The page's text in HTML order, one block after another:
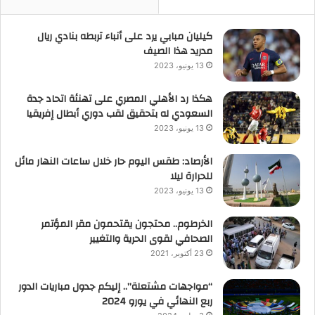
كيليان مبابي يرد على أنباء تربطه بنادي ريال
مدريد هذا الصيف
13 يونيو، 2023
هكذا رد الأهلي المصري على تهنئة اتحاد جدة
السعودي له بتحقيق لقب دوري أبطال إفريقيا
13 يونيو، 2023
الأرصاد: طقس اليوم حار خلال ساعات النهار مائل
للحرارة ليلا
13 يونيو، 2023
الخرطوم.. محتجون يقتحمون مقر المؤتمر
الصحافي لقوى الحرية والتغيير
23 أكتوبر، 2021
“مواجهات مشتعلة”.. إليكم جدول مباريات الدور
ربع النهائي في يورو 2024